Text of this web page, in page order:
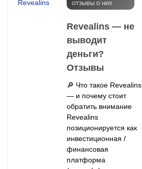
ОТЗЫВЫ О НИХ
Revealins — не
выводит
деньги?
Отзывы
🔎 Что такое Revealins
— и почему стоит
обратить внимание
Revealins
позиционируется как
инвестиционная /
финансовая
платформа